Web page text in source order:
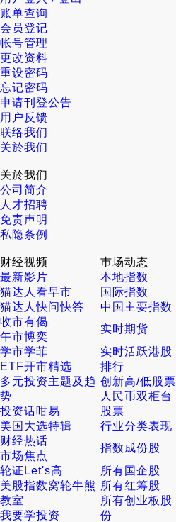
账单查询
会员登记
帐号管理
更改资料
重设密码
忘记密码
申请刊登公告
用户反馈
联络我们
关於我们
关於我们
公司简介
人才招聘
免责声明
私隐条例
财经视频
最新影片
猫达人看早市
猫达人快问快答
收市有偈
午市博奕
学市学菲
ETF开市精选
多元投资主题及趋
势
投资话咁易
美国大选特辑
财经热话
市场焦点
轮证Let's高
美股指数窝轮牛熊
教室
我要学投资
巿场动态
本地指数
国际指数
中国主要指数
实时期货
实时活跃港股
排行
创新高/低股票
人民币双柜台
股票
行业分类表现
指数成份股
所有国企股
所有红筹股
所有创业板股
份